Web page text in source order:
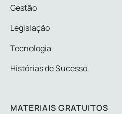
Gestão
Legislação
Tecnologia
Histórias de Sucesso
MATERIAIS GRATUITOS